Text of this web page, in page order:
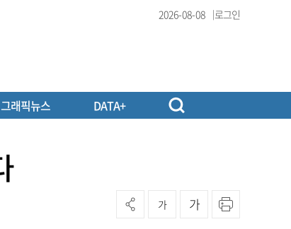
2026-08-08 로그인
그래픽뉴스 DATA+
가 가